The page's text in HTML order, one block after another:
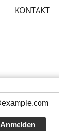
KONTAKT
Anmelden